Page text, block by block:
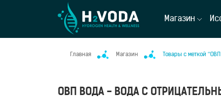
Магазин
Главная Магазин Товары с меткой
ОВП ВОДА - ВОДА С